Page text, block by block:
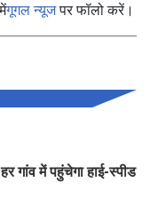
गूगल न्यूजपर फॉलो करें।
गांव में पहुंचेगा हाई-स्पीड